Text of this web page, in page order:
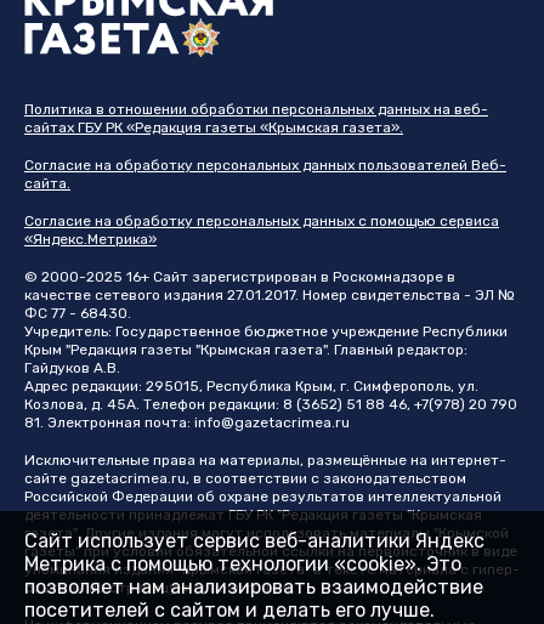
Политика в отношении обработки персональных данных на веб-
сайтах ГБУ РК «Редакция газеты «Крымская газета».
Согласие на обработку персональных данных пользователей Веб-
сайта.
Согласие на обработку персональных данных с помощью сервиса
«Яндекс.Метрика»
© 2000-2025 16+ Сайт зарегистрирован в Роскомнадзоре в
качестве сетевого издания 27.01.2017. Номер свидетельства - ЭЛ №
ФС 77 - 68430.
Учредитель: Государственное бюджетное учреждение Республики
Крым "Редакция газеты "Крымская газета". Главный редактор:
Гайдуков А.В.
Адрес редакции: 295015, Республика Крым, г. Симферополь, ул.
Козлова, д. 45А. Телефон редакции: 8 (3652) 51 88 46, +7(978) 20 790
81. Электронная почта: info@gazetacrimea.ru
Исключительные права на материалы, размещённые на интернет-
сайте gazetacrimea.ru, в соответствии с законодательством
Российской Федерации об охране результатов интеллектуальной
деятельности принадлежат ГБУ РК "Редакция газеты "Крымская
газета". Другие издания могут использовать материалы "Крымской
газеты" при условии обязательной ссылки на первоисточник в виде
упоминания издания "Крымская газета" в тексте материала с гипер-
ссылкой на страницу-первоисточник
Сайт использует сервис веб-аналитики Яндекс
Метрика с помощью технологии «cookie». Это
позволяет нам анализировать взаимодействие
посетителей с сайтом и делать его лучше.